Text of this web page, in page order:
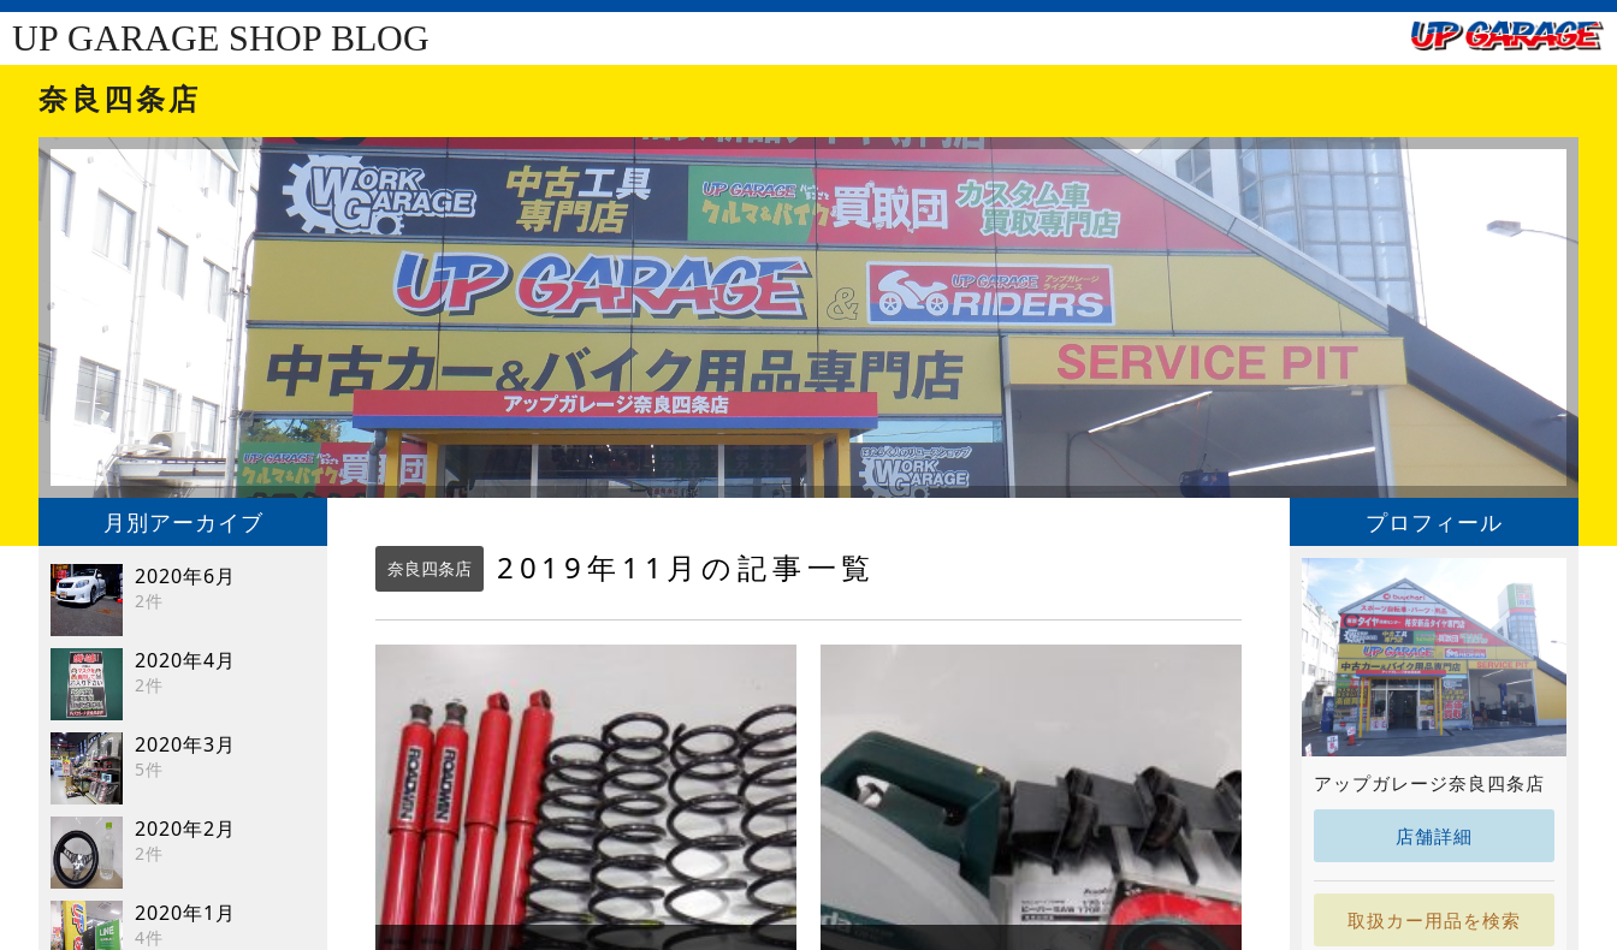
UP GARAGE SHOP BLOG
奈良四条店
月別アーカイブ
2020年6月
2件
2020年4月
2件
2020年3月
5件
2020年2月
2件
2020年1月
4件
奈良四条店 2019年11月の記事一覧
プロフィール
アップガレージ奈良四条店
店舗詳細
取扱カー用品を検索